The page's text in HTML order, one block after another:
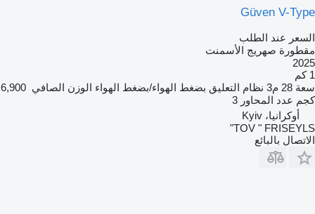
Güven V-Type
السعر عند الطلب
مقطورة صهريج الأسمنت
2025
1 كم
سعة 28 م3 نظام التعليق بضغط الهواء/بضغط الهواء الوزن الصافي 6,900
كجم عدد المحاور 3
أوكرانيا، Kyiv
TOV " FRISEYLS"
الاتصال بالبائع